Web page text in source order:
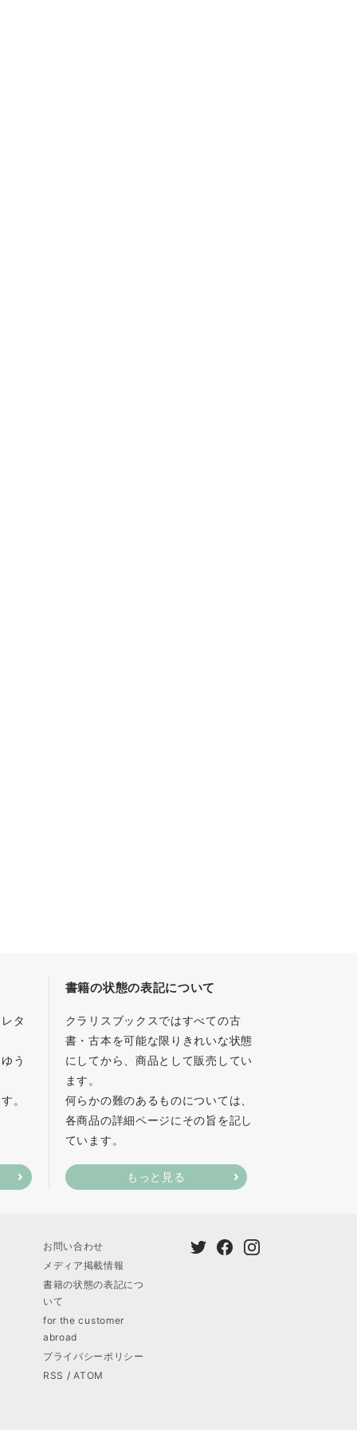
タ
う
。
書籍の状態の表記について
クラリスブックスではすべての古
書・古本を可能な限りきれいな状態
にしてから、商品として販売してい
ます。
何らかの難のあるものについては、
各商品の詳細ページにその旨を記し
ています。
もっと見る
お問い合わせ
メディア掲載情報
書籍の状態の表記につ
いて
for the customer
abroad
プライバシーポリシー
RSS /ATOM